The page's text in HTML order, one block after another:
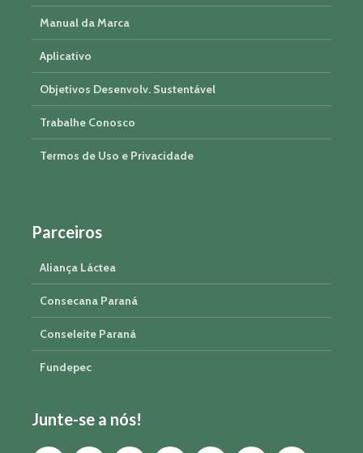
Manual da Marca
Aplicativo
Objetivos Desenvolv. Sustentável
Trabalhe Conosco
Termos de Uso e Privacidade
Parceiros
Aliança Láctea
Consecana Paraná
Conseleite Paraná
Fundepec
Junte-se a nós!